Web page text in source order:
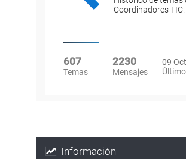
Coordinadores TIC.
607
Temas
2230
Mensajes
09
Información